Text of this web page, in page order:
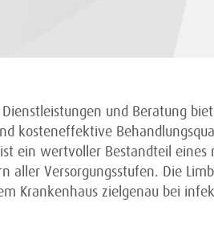
und Beratung
kosteneffektive
ein wertvoller Bestandteil eines
aller Versorgungsstufen. Die
Krankenhaus zielgenau bei